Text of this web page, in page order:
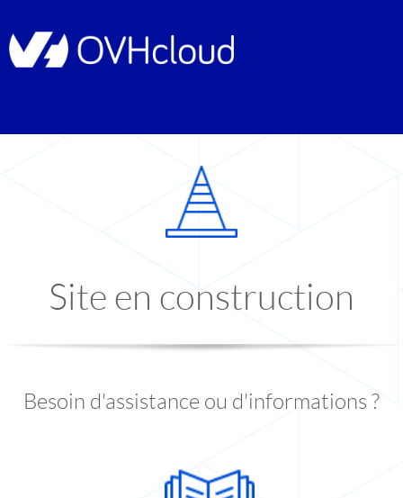
Site en construction
Besoin d'assistance ou d'informations ?